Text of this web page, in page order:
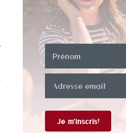
Je m'inscris!